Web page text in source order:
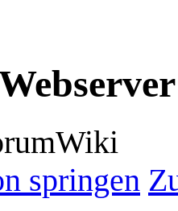
springen